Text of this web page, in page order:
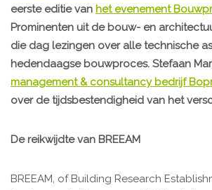
eerste editie van het evenement
Prominenten uit de bouw- en
die dag lezingen over alle technische
hedendaagse bouwproces. Stefaan
management & consultancy bedrijf
over de tijdsbestendigheid van het
De reikwijdte van BREEAM
BREEAM, of Building Research